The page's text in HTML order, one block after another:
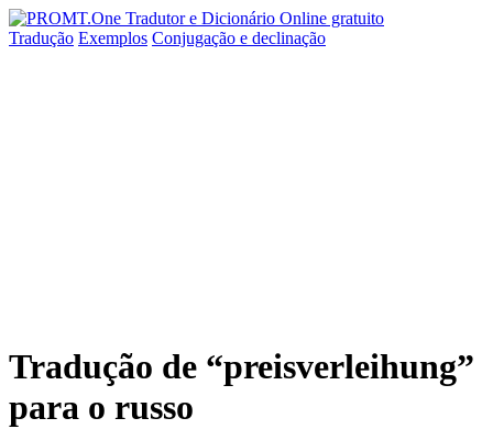
Tradução Exemplos Conjugação e declinação
Tradução de “preisverleihung”
para o russo